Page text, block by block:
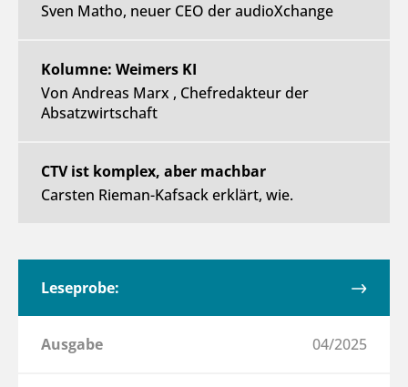
Sven Matho, neuer CEO der audioXchange
Kolumne: Weimers KI
Von Andreas Marx , Chefredakteur der
Absatzwirtschaft
CTV ist komplex, aber machbar
Carsten Rieman-Kafsack erklärt, wie.
Leseprobe:
Ausgabe 04/2025